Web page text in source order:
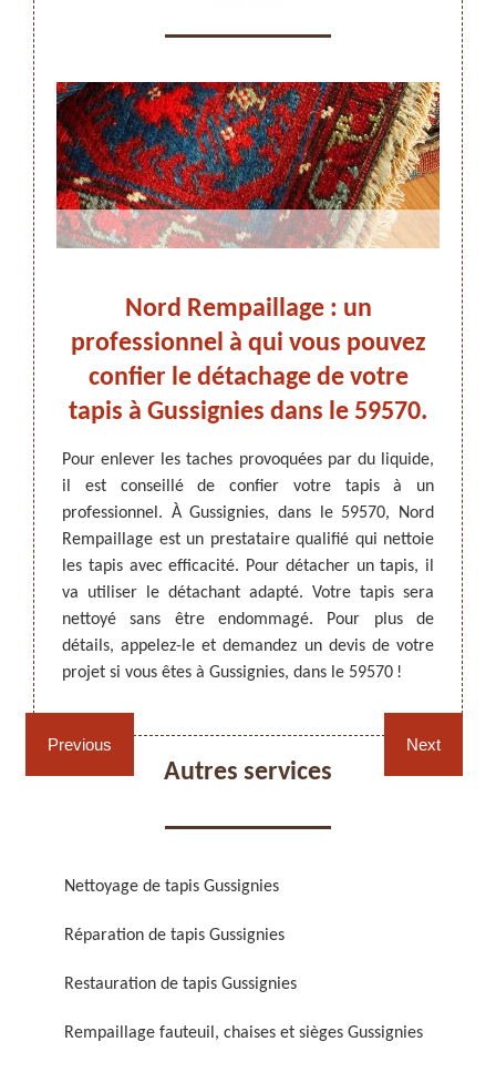
ARTISAN DEZITTER, REMPAILLAGE -
CANNAGE - RECOLLAGE, 59 NORD
Rempaillage fauteuil,
chaises et sièges 59
Cannage fauteuil, chaises
et sièges 59
chaise et siège 59
chaise et siège 59
Previous
: à
il est
par
Il
les
Pour
Nord Rempaillage : un
professionnel à qui vous pouvez
confier le détachage de votre
tapis à Gussignies dans le 59570.
Pour enlever les taches provoquées par du liquide,
il est conseillé de confier votre tapis à un
professionnel. À Gussignies, dans le 59570, Nord
Rempaillage est un prestataire qualifié qui nettoie
les tapis avec efficacité. Pour détacher un tapis, il
va utiliser le détachant adapté. Votre tapis sera
nettoyé sans être endommagé. Pour plus de
détails, appelez-le et demandez un devis de votre
projet si vous êtes à Gussignies, dans le 59570 !
Du
va
vont
Pour
en
détails.
Next
Autres services
Nettoyage de tapis Gussignies
Réparation de tapis Gussignies
Restauration de tapis Gussignies
Rempaillage fauteuil, chaises et sièges Gussignies